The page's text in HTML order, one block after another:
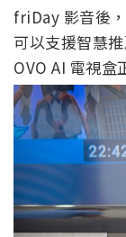
friDay 影音後
可以支援智慧
OVO AI 電視盒